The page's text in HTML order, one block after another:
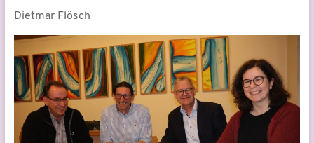
Dietmar Flösch